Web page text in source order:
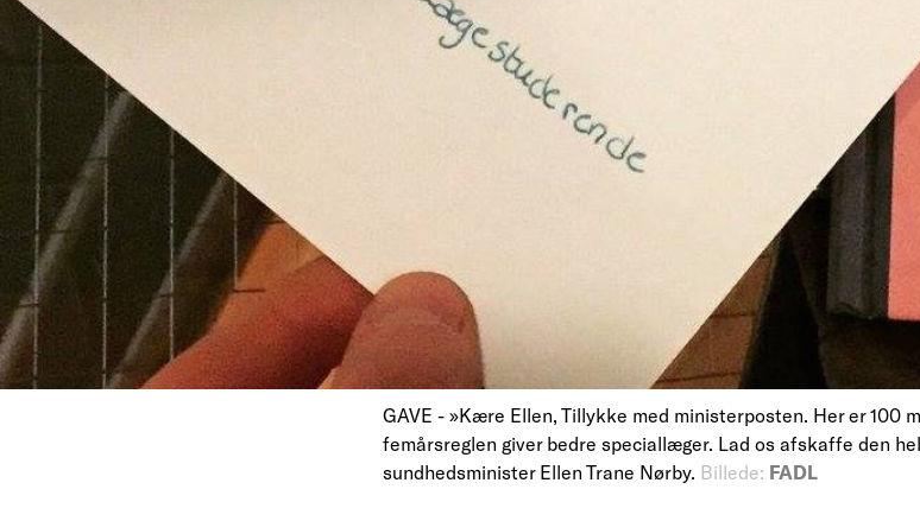
GAVE - »Kære Ellen, Tillykke med ministerposten. Her er 100
femårsreglen giver bedre speciallæger. Lad os afskaffe den
sundhedsminister Ellen Trane Nørby. Billede: FADL